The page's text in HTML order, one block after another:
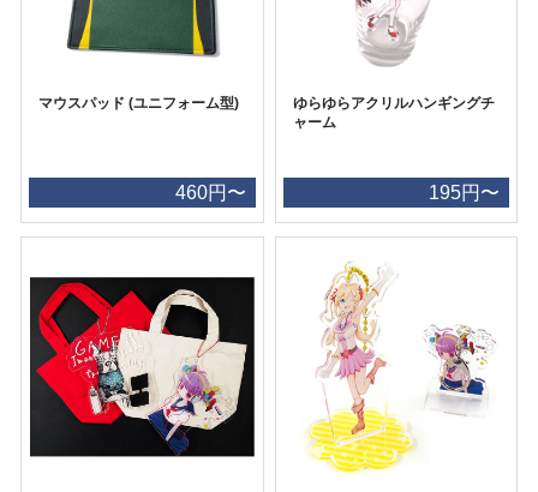
マウスパッド (ユニフォーム型)
460円〜
ゆらゆらアクリルハンギングチ
ャーム
195円〜